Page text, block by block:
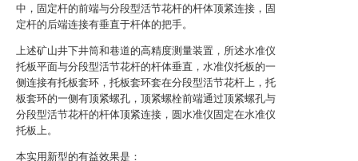
中，固定杆的前端与分段型活节花杆的杆体顶紧连接，固
定杆的后端连接有垂直于杆体的把手。
上述矿山井下井筒和巷道的高精度测量装置，所述水准仪
托板平面与分段型活节花杆的杆体垂直，水准仪托板的一
侧连接有托板套环，托板套环套在分段型活节花杆上，托
板套环的一侧有顶紧螺孔，顶紧螺栓前端通过顶紧螺孔与
分段型活节花杆的杆体顶紧连接，圆水准仪固定在水准仪
托板上。
本实用新型的有益效果是：